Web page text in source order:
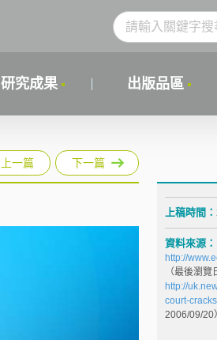
研究成果 出版品區
上一篇 下一篇
上稿時間：
資料來源：
http://
（最後瀏覽
http://
court-
2006/09/20）